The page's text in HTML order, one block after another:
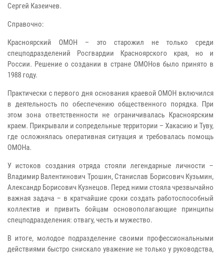
Сергей Казеичев.
Справочно:
Красноярский ОМОН – это старожил не только среди
спецподразделений Росгвардии Красноярского края, но и
России. Решение о создании в стране ОМОНов было принято в
1988 году.
Практически с первого дня основания краевой ОМОН включился
в деятельность по обеспечению общественного порядка. При
этом зона ответственности не ограничивалась Красноярским
краем. Прикрывали и сопредельные территории – Хакасию и Туву,
где осложнялась оперативная ситуация и требовалась помощь
ОМОНа.
У истоков создания отряда стояли легендарные личности –
Владимир Валентинович Трошин, Станислав Борисович Кузьмин,
Александр Борисович Кузнецов. Перед ними стояла чрезвычайно
важная задача – в кратчайшие сроки создать работоспособный
коллектив и привить бойцам основополагающие принципы
спецподразделения: отвагу, честь и мужество.
В итоге, молодое подразделение своими профессиональными
действиями быстро снискало уважение не только у руководства,